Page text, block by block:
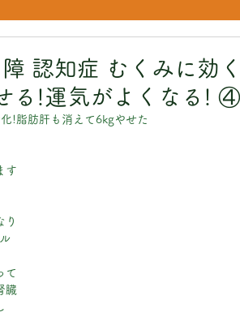
認知症 むくみに効
る!運気がよくなる! ④
!脂肪肝も消えて6kgやせた
す
り
て
臓